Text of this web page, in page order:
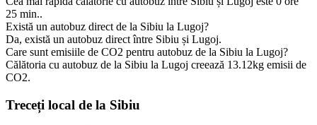
25 min..
Există un autobuz direct de la Sibiu la Lugoj?
Da, există un autobuz direct între Sibiu și Lugoj.
Care sunt emisiile de CO2 pentru autobuz de la Sibiu la Lugoj?
Călătoria cu autobuz de la Sibiu la Lugoj creează 13.12kg emisii de
CO2.
Treceți local de la Sibiu